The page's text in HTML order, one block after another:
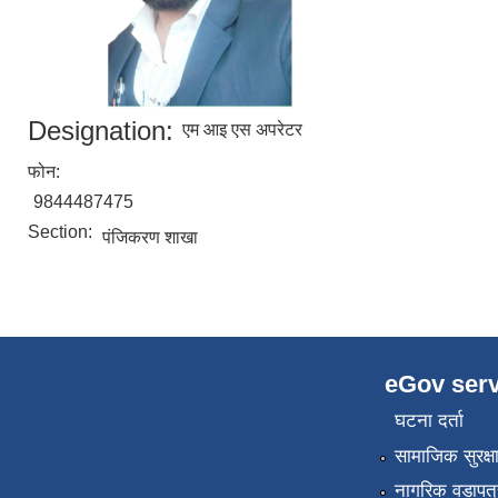
Designation: एम आइ एस अपरेटर
फोन:
9844487475
Section: पंजिकरण शाखा
eGov
घटना दर्ता
सामाजिक सुरक्षा
नागरिक